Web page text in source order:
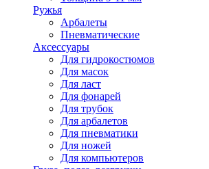
Ружья
Арбалеты
Пневматические
Аксессуары
Для гидрокостюмов
Для масок
Для ласт
Для фонарей
Для трубок
Для арбалетов
Для пневматики
Для ножей
Для компьютеров